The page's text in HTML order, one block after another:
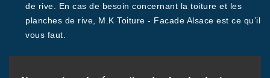
de rive. En cas de besoin concernant la toiture et les
planches de rive, M.K Toiture - Facade Alsace est ce qu’il
vous faut.